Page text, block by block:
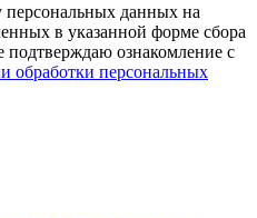
персональных данных на
в указанной форме сбора
ознакомление с
обработки персональных